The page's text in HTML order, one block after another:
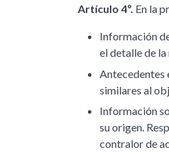
Artículo 4º. En la
Información
el detalle de
Antecedentes
similares al
Información
su origen.
contralor de